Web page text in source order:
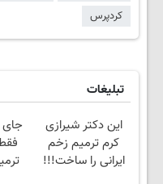
کردپرس
تبلیغات
این دکتر شیرازی
کرم ترمیم زخم
ایرانی را ساخت!!!
جای